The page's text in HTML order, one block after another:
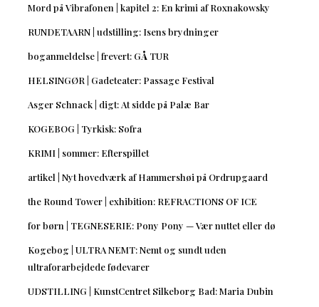
Mord på Vibrafonen | kapitel 2: En krimi af Roxnakowsky
RUNDETAARN | udstilling: Isens brydninger
boganmeldelse | frevert: GÅ TUR
HELSINGØR | Gadeteater: Passage Festival
Asger Schnack | digt: At sidde på Palæ Bar
KOGEBOG | Tyrkisk: Sofra
KRIMI | sommer: Efterspillet
artikel | Nyt hovedværk af Hammershøi på Ordrupgaard
the Round Tower | exhibition: REFRACTIONS OF ICE
for børn | TEGNESERIE: Pony Pony — Vær nuttet eller dø
Kogebog | ULTRA NEMT: Nemt og sundt uden
ultraforarbejdede fødevarer
UDSTILLING | KunstCentret Silkeborg Bad: Maria Dubin